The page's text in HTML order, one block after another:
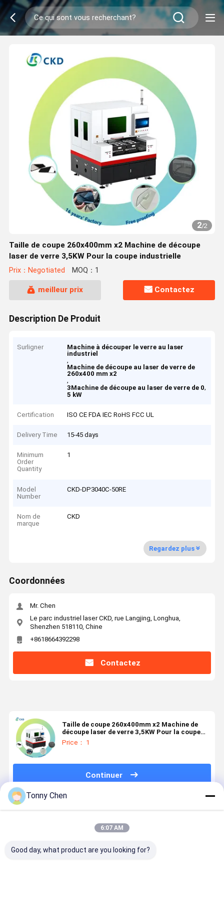
2/2
Taille de coupe 260x400mm x2 Machine de découpe
laser de verre 3,5KW Pour la coupe industrielle
Prix：Negotiated MOQ：1
meilleur prix Contactez
Description De Produit
Surligner
Machine à découper le verre au laser
industriel
,
Machine de découpe au laser de verre de
260x400 mm x2
,
3Machine de découpe au laser de verre de 0,
5 kW
Certification ISO CE FDA IEC RoHS FCC UL
Delivery Time 15-45 days
Minimum
Order
Quantity
1
Model
Number
CKD-DP3040C-50RE
Nom de
marque
CKD
Regardez plus
Coordonnées
Mr. Chen
Le parc industriel laser CKD, rue Langjing, Longhua,
Shenzhen 518110, Chine
+8618664392298
Contactez
Taille de coupe 260x400mm x2 Machine de
découpe laser de verre 3,5KW Pour la coupe
industrielle
Price： 1
Continuer
Produits Recommandés
Tonny Chen
6:07 AM
Good day, what product are you looking for?